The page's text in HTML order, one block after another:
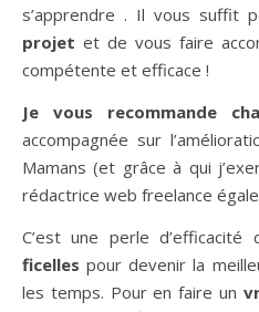
s’apprendre . Il vous suffit
projet et de vous faire
compétente et efficace !
Je vous recommande
accompagnée sur
Mamans (et grâce à qui
rédactrice web freelance
C’est une perle
ficelles pour devenir la
les temps. Pour en faire un